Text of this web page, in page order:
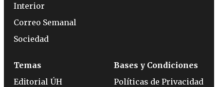
Interior
Correo Semanal
Sociedad
Temas
Editorial ÚH
Bases y Condiciones
Políticas de Privacidad